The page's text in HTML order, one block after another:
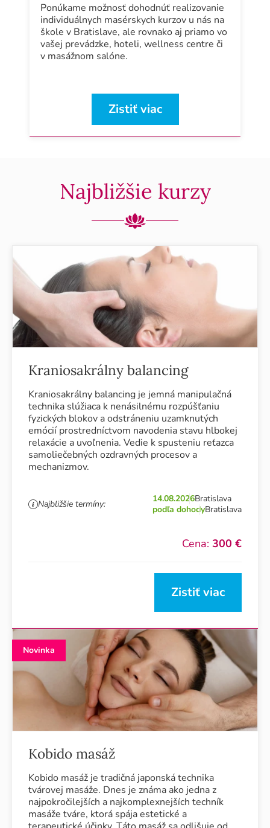
Ponúkame možnosť dohodnúť realizovanie
individuálnych masérskych kurzov u nás na
škole v Bratislave, ale rovnako aj priamo vo
vašej prevádzke, hoteli, wellness centre či
v masážnom salóne.
Zistiť viac
Najbližšie kurzy
Kraniosakrálny balancing
Kraniosakrálny balancing je jemná manipulačná
technika slúžiaca k nenásilnému rozpúšťaniu
fyzických blokov a odstráneniu uzamknutých
emócií prostredníctvom navodenia stavu hlbokej
relaxácie a uvoľnenia. Vedie k spusteniu reťazca
samoliečebných ozdravných procesov a
mechanizmov.
Najbližšie termíny: 14.08.2026Bratislava
podľa dohodyBratislava
Cena: 300 €
Zistiť viac
Novinka
Kobido masáž
Kobido masáž je tradičná japonská technika
tvárovej masáže. Dnes je známa ako jedna z
najpokročilejších a najkomplexnejších techník
masáže tváre, ktorá spája estetické a